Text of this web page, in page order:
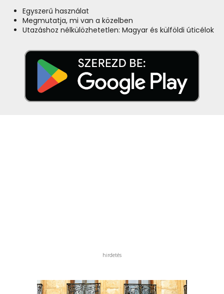
Egyszerű használat
Megmutatja, mi van a közelben
Utazáshoz nélkülözhetetlen: Magyar és külföldi úticélok
hirdetés